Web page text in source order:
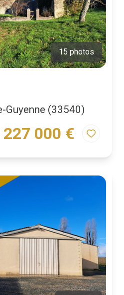
15 photos
Guyenne (33540)
227 000 €